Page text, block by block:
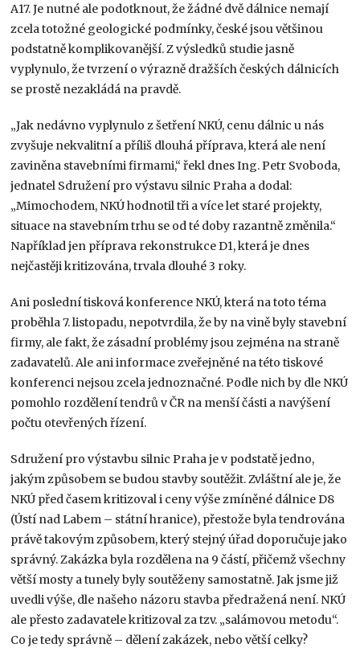
A17. Je nutné ale podotknout, že žádné dvě dálnice nemají
zcela totožné geologické podmínky, české jsou většinou
podstatně komplikovanější. Z výsledků studie jasně
vyplynulo, že tvrzení o výrazně dražších českých dálnicích
se prostě nezakládá na pravdě.
„Jak nedávno vyplynulo z šetření NKÚ, cenu dálnic u nás
zvyšuje nekvalitní a příliš dlouhá příprava, která ale není
zaviněna stavebními firmami,“ řekl dnes Ing. Petr Svoboda,
jednatel Sdružení pro výstavu silnic Praha a dodal:
„Mimochodem, NKÚ hodnotil tři a více let staré projekty,
situace na stavebním trhu se od té doby razantně změnila.“
Například jen příprava rekonstrukce D1, která je dnes
nejčastěji kritizována, trvala dlouhé 3 roky.
Ani poslední tisková konference NKÚ, která na toto téma
proběhla 7. listopadu, nepotvrdila, že by na vině byly stavební
firmy, ale fakt, že zásadní problémy jsou zejména na straně
zadavatelů. Ale ani informace zveřejněné na této tiskové
konferenci nejsou zcela jednoznačné. Podle nich by dle NKÚ
pomohlo rozdělení tendrů v ČR na menší části a navýšení
počtu otevřených řízení.
Sdružení pro výstavbu silnic Praha je v podstatě jedno,
jakým způsobem se budou stavby soutěžit. Zvláštní ale je, že
NKÚ před časem kritizoval i ceny výše zmíněné dálnice D8
(Ústí nad Labem – státní hranice), přestože byla tendrována
právě takovým způsobem, který stejný úřad doporučuje jako
správný. Zakázka byla rozdělena na 9 částí, přičemž všechny
větší mosty a tunely byly soutěženy samostatně. Jak jsme již
uvedli výše, dle našeho názoru stavba předražená není. NKÚ
ale přesto zadavatele kritizoval za tzv. „salámovou metodu“.
Co je tedy správně – dělení zakázek, nebo větší celky?